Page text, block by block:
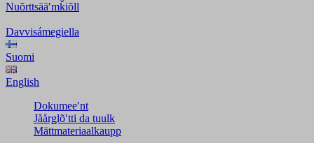
Nuõrttsääʹmǩiõll
Davvisámegiella
Suomi
English
Dokumeeʹnt
Jåårǥlõʹtti da tuulk
Mättmateriaalkaupp